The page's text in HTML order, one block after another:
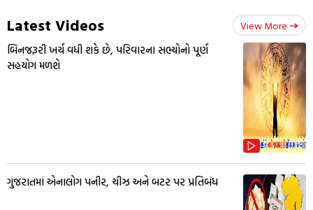
Latest Videos View More
બિનજરૂરી ખર્ચ વધી શકે છે, પરિવારના સભ્યોનો પૂર્ણ
સહયોગ મળશે
ગુજરાતમાં એનાલોગ પનીર, ચીઝ અને બટર પર પ્રતિબંધ